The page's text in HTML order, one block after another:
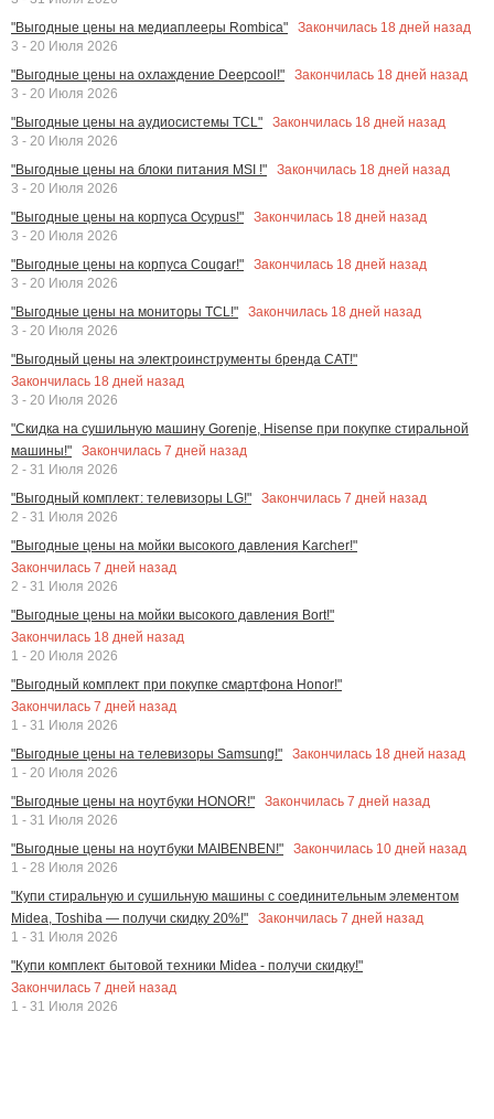
"Выгодные цены на медиаплееры Rombica"
Закончилась 18 дней назад
3 - 20 Июля 2026
"Выгодные цены на охлаждение Deepcool!"
Закончилась 18 дней назад
3 - 20 Июля 2026
"Выгодные цены на аудиосистемы TCL"
Закончилась 18 дней назад
3 - 20 Июля 2026
"Выгодные цены на блоки питания MSI !"
Закончилась 18 дней назад
3 - 20 Июля 2026
"Выгодные цены на корпуса Ocypus!"
Закончилась 18 дней назад
3 - 20 Июля 2026
"Выгодные цены на корпуса Cougar!"
Закончилась 18 дней назад
3 - 20 Июля 2026
"Выгодные цены на мониторы TCL!"
Закончилась 18 дней назад
3 - 20 Июля 2026
"Выгодный цены на электроинструменты бренда CAT!"
Закончилась 18 дней назад
3 - 20 Июля 2026
"Скидка на сушильную машину Gorenje, Hisense при покупке стиральной
машины!"
Закончилась 7 дней назад
2 - 31 Июля 2026
"Выгодный комплект: телевизоры LG!"
Закончилась 7 дней назад
2 - 31 Июля 2026
"Выгодные цены на мойки высокого давления Karcher!"
Закончилась 7 дней назад
2 - 31 Июля 2026
"Выгодные цены на мойки высокого давления Bort!"
Закончилась 18 дней назад
1 - 20 Июля 2026
"Выгодный комплект при покупке смартфона Honor!"
Закончилась 7 дней назад
1 - 31 Июля 2026
"Выгодные цены на телевизоры Samsung!"
Закончилась 18 дней назад
1 - 20 Июля 2026
"Выгодные цены на ноутбуки HONOR!"
Закончилась 7 дней назад
1 - 31 Июля 2026
"Выгодные цены на ноутбуки MAIBENBEN!"
Закончилась 10 дней назад
1 - 28 Июля 2026
"Купи стиральную и сушильную машины с соединительным элементом
Midea, Toshiba — получи скидку 20%!"
Закончилась 7 дней назад
1 - 31 Июля 2026
"Купи комплект бытовой техники Midea - получи скидку!"
Закончилась 7 дней назад
1 - 31 Июля 2026